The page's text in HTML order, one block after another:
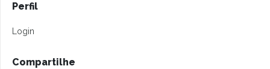
Perfil
Login
Compartilhe